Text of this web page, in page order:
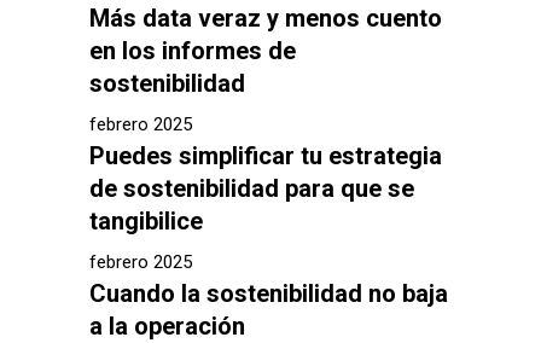
Más data veraz y menos cuento
en los informes de
sostenibilidad
febrero 2025
Puedes simplificar tu estrategia
de sostenibilidad para que se
tangibilice
febrero 2025
Cuando la sostenibilidad no baja
a la operación